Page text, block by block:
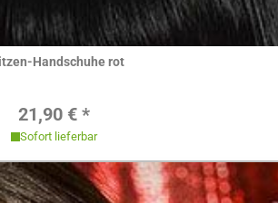
Hier ansehen
Handschuhe rot
Regulärer Preis:
21,90 € *
Sofort lieferbar